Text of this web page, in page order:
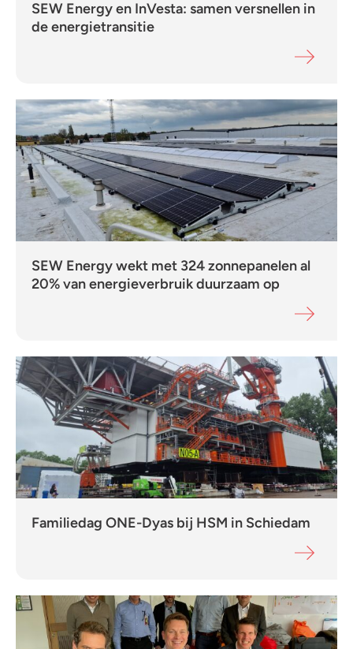
SEW Energy en InVesta: samen versnellen in
de energietransitie
SEW Energy wekt met 324 zonnepanelen al
20% van energieverbruik duurzaam op
Familiedag ONE-Dyas bij HSM in Schiedam